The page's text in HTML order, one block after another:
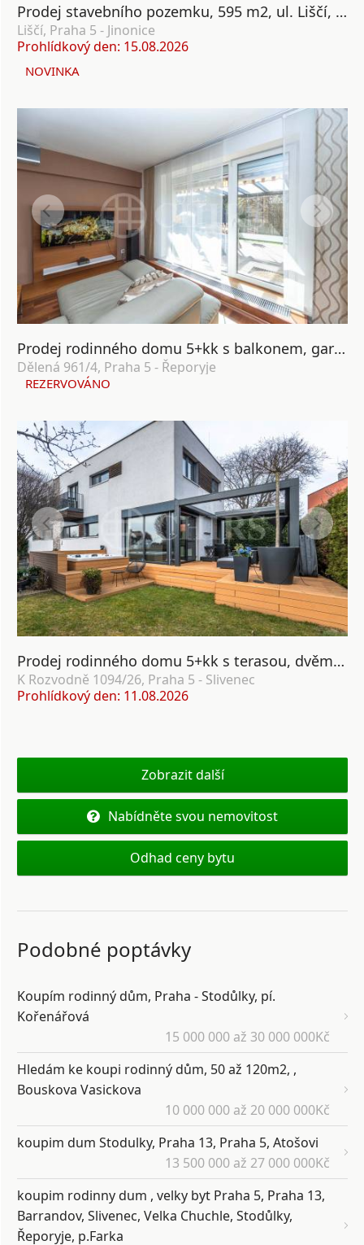
Prodej stavebního pozemku, 595 m2, ul. Liščí, Nová Ves, Praha 5
Liščí, Praha 5 - Jinonice
Prohlídkový den: 15.08.2026
NOVINKA
Prodej rodinného domu 5+kk s balkonem, garáží a zahradou, ul. Dělená 961/4, Praha 5 - Řeporyje
Dělená 961/4, Praha 5 - Řeporyje
REZERVOVÁNO
Prodej rodinného domu 5+kk s terasou, dvěma garážemi a zahradou, ul. K Rozvodně 1094/26, Praha 5 - Slivenec
K Rozvodně 1094/26, Praha 5 - Slivenec
Prohlídkový den: 11.08.2026
Zobrazit další
Nabídněte svou nemovitost
Odhad ceny bytu
Podobné poptávky
Koupím rodinný dům, Praha - Stodůlky, pí.
Kořenářová
15 000 000 až 30 000 000Kč
Hledám ke koupi rodinný dům, 50 až 120m2, ,
Bouskova Vasickova
10 000 000 až 20 000 000Kč
koupim dum Stodulky, Praha 13, Praha 5, Atošovi
13 500 000 až 27 000 000Kč
koupim rodinny dum , velky byt Praha 5, Praha 13,
Barrandov, Slivenec, Velka Chuchle, Stodůlky,
Řeporyje, p.Farka